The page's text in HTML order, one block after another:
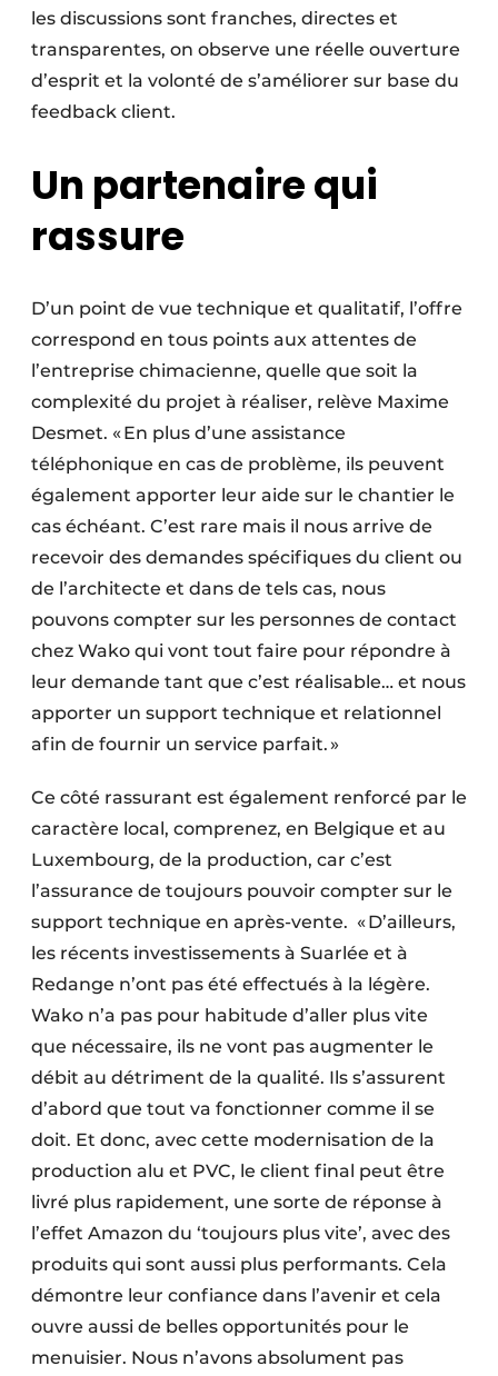
les discussions sont franches, directes et
transparentes, on observe une réelle ouverture
d’esprit et la volonté de s’améliorer sur base du
feedback client.
Un partenaire qui
rassure
D’un point de vue technique et qualitatif, l’offre
correspond en tous points aux attentes de
l’entreprise chimacienne, quelle que soit la
complexité du projet à réaliser, relève Maxime
Desmet. « En plus d’une assistance
téléphonique en cas de problème, ils peuvent
également apporter leur aide sur le chantier le
cas échéant. C’est rare mais il nous arrive de
recevoir des demandes spécifiques du client ou
de l’architecte et dans de tels cas, nous
pouvons compter sur les personnes de contact
chez Wako qui vont tout faire pour répondre à
leur demande tant que c’est réalisable… et nous
apporter un support technique et relationnel
afin de fournir un service parfait. »
Ce côté rassurant est également renforcé par le
caractère local, comprenez, en Belgique et au
Luxembourg, de la production, car c’est
l’assurance de toujours pouvoir compter sur le
support technique en après-vente. « D’ailleurs,
les récents investissements à Suarlée et à
Redange n’ont pas été effectués à la légère.
Wako n’a pas pour habitude d’aller plus vite
que nécessaire, ils ne vont pas augmenter le
débit au détriment de la qualité. Ils s’assurent
d’abord que tout va fonctionner comme il se
doit. Et donc, avec cette modernisation de la
production alu et PVC, le client final peut être
livré plus rapidement, une sorte de réponse à
l’effet Amazon du ‘toujours plus vite’, avec des
produits qui sont aussi plus performants. Cela
démontre leur confiance dans l’avenir et cela
ouvre aussi de belles opportunités pour le
menuisier. Nous n’avons absolument pas